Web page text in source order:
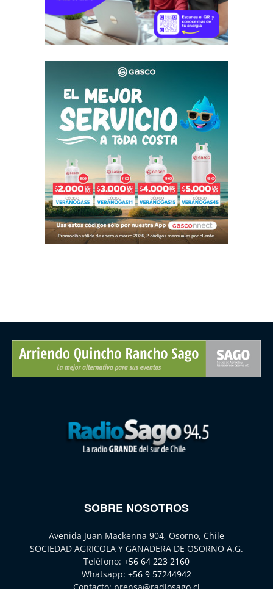
SOBRE NOSOTROS
Avenida Juan Mackenna 904, Osorno, Chile
SOCIEDAD AGRICOLA Y GANADERA DE OSORNO A.G.
Teléfono: +56 64 223 2160
Whatsapp: +56 9 57244942
Contacto: prensa@radiosago.cl